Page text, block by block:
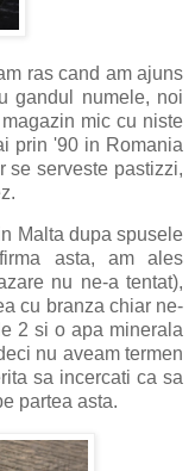
ras cand am ajuns
gandul numele, noi
mic cu niste
prin '90 in Romania
se serveste pastizzi,
Malta dupa spusele
asta, am ales
nu ne-a tentat),
cu branza chiar ne-
2 si o apa minerala
nu aveam termen
sa incercati ca sa
partea asta.